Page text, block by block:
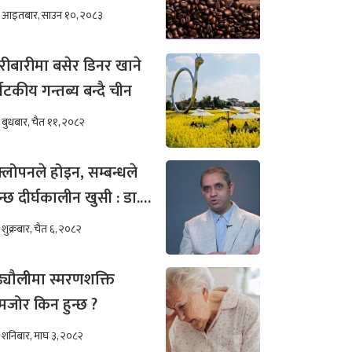
कम हुन्छ ?
आइतबार, साउन १०, २०८३
बसेर डिनर खाने
गन्तब्य बन्दै चीन
बुधबार, चैत ११, २०८२
होइन, सम्बन्धले
दीर्घकालीन खुसी : डा.
अख्तर
शुक्रबार, चैत ६, २०८२
स्मरणशक्ति
किन हुन्छ ?
शनिबार, माघ ३, २०८२